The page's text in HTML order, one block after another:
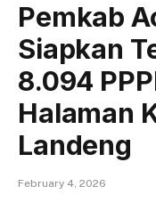
Pemkab
Siapkan
8.094
Halaman
Landeng
February 4, 2026